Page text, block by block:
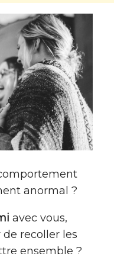
anormal ?
avec vous,
recoller les
ensemble ?